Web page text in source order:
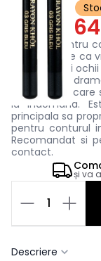
Creionul pentru
poti folosi fie ca
vrei sa iti pui
look intens,
usurintei cu
la indemana.
principala sa
pentru conturul
Recomandat si
contact.
și va
1
Descriere